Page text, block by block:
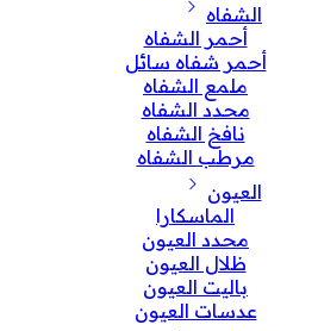
الشفاه
أحمر الشفاه
أحمر شفاه سائل
ملمع الشفاه
محدد الشفاه
نافخ الشفاه
مرطب الشفاه
العيون
الماسكارا
محدد العيون
ظلال العيون
باليت العيون
عدسات العيون